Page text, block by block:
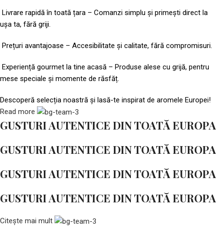
Livrare rapidă în toată țara – Comanzi simplu și primești direct la
ușa ta, fără griji.
Prețuri avantajoase – Accesibilitate și calitate, fără compromisuri.
Experiență gourmet la tine acasă – Produse alese cu grijă, pentru
mese speciale și momente de răsfăț.
Descoperă selecția noastră și lasă-te inspirat de aromele Europei!
Read more
GUSTURI AUTENTICE DIN TOATĂ EUROPA
GUSTURI AUTENTICE DIN TOATĂ EUROPA
GUSTURI AUTENTICE DIN TOATĂ EUROPA
GUSTURI AUTENTICE DIN TOATĂ EUROPA
Citește mai mult